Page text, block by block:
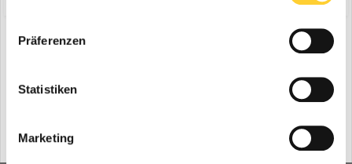
Präferenzen
Statistiken
Marketing
Gerade aktiv
No registered users viewing this page.